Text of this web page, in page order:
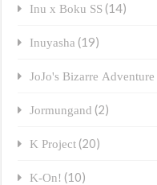
Inu x Boku SS (14)
Inuyasha (19)
JoJo's Bizarre Adventure
Jormungand (2)
K Project (20)
K-On! (10)